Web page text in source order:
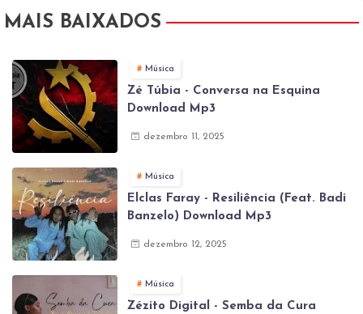
MAIS BAIXADOS
Música
Zé Túbia - Conversa na Esquina
Download Mp3
dezembro 11, 2025
Música
Elclas Faray - Resiliência (Feat. Badi
Banzelo) Download Mp3
dezembro 12, 2025
Música
Zézito Digital - Semba da Cura